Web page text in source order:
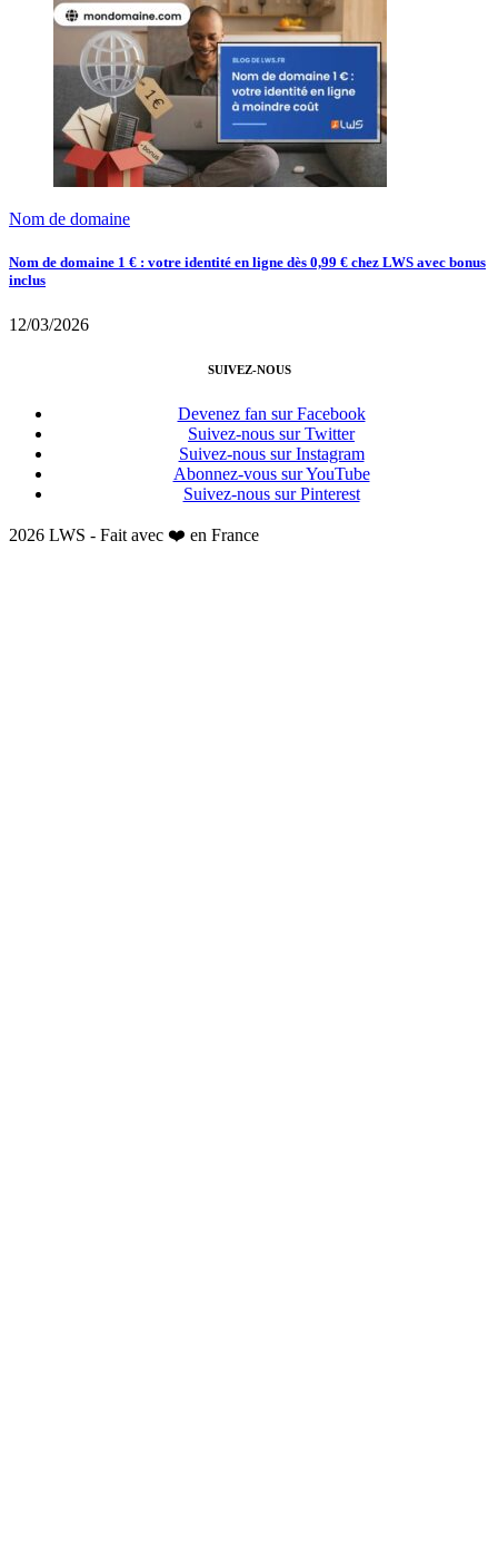
Nom de domaine
Nom de domaine 1 € : votre identité en ligne dès 0,99 € chez LWS avec bonus
inclus
12/03/2026
SUIVEZ-NOUS
Devenez fan sur Facebook
Suivez-nous sur Twitter
Suivez-nous sur Instagram
Abonnez-vous sur YouTube
Suivez-nous sur Pinterest
2026 LWS - Fait avec ❤️ en France